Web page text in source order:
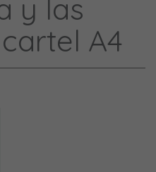
y las
A4